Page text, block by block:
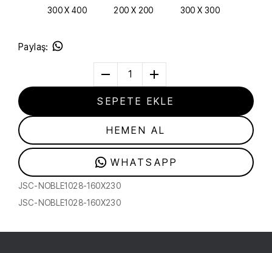
300 X 400 200 X 200 300 X 300
Paylaş:
1
SEPETE EKLE
HEMEN AL
WHATSAPP
JSC-NOBLE1028-160X230
JSC-NOBLE1028-160X230